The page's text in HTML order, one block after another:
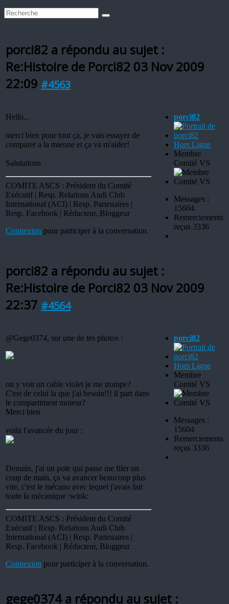
porci82 a répondu au sujet :
Re:Histoire de Porci82 03 Nov 2009
22:09 #4563
Hello...
merci bien pour tout ça, je vais essayer de
comparer a la mienne et ça va m'aider!
Salutations
COMITE ASCS : Président du Comité
Exécutif | Resp. Relations Audi Club
International (ACI) | Resp. Partenaires |
Resp. Facebook | Rédacteur, Bloggeur
Connexion pour participer à la conversation.
porci82
Hors Ligne
Membre
Comité VS
Messages :
15604
Remerciements
reçus 3336
porci82 a répondu au sujet :
Re:Histoire de Porci82 03 Nov 2009
22:37 #4564
@Gege0374, sur une de tes photos :
on y voit un cable violet je me trompe?
C'est de celui la que j'ai besoin!!! il part dans
le compartiment moteur?
Merci bien
voila l'avancée du jour :
Demain, j'ai un pote qui passe me filer un
coup de main, ça va avancer beaucoup plus
vite, c'est le mécano avec lequel j'avais fait
toute la mécanique :wink:
COMITE ASCS : Président du Comité
Exécutif | Resp. Relations Audi Club
International (ACI) | Resp. Partenaires |
Resp. Facebook | Rédacteur, Bloggeur
Connexion pour participer à la conversation.
porci82
Hors Ligne
Membre
Comité VS
Messages :
15604
Remerciements
reçus 3336
gege0374 a répondu au sujet :